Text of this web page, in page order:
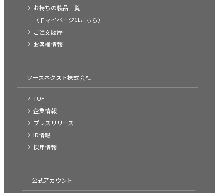
お持ちの製品一覧
（旧マイページはこちら）
ご注文履歴
お客様情報
ソースネクスト株式会社
TOP
企業情報
プレスリリース
IR情報
採用情報
公式アカウント